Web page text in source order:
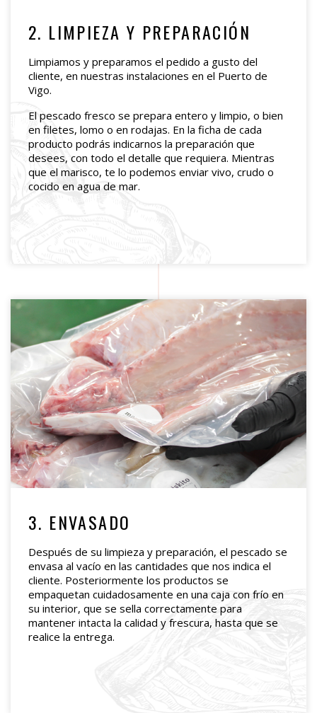
2. LIMPIEZA Y PREPARACIÓN
Limpiamos y preparamos el pedido a gusto del
cliente, en nuestras instalaciones en el Puerto de
Vigo.
El pescado fresco se prepara entero y limpio, o bien
en filetes, lomo o en rodajas. En la ficha de cada
producto podrás indicarnos la preparación que
desees, con todo el detalle que requiera. Mientras
que el marisco, te lo podemos enviar vivo, crudo o
cocido en agua de mar.
3. ENVASADO
Después de su limpieza y preparación, el pescado se
envasa al vacío en las cantidades que nos indica el
cliente. Posteriormente los productos se
empaquetan cuidadosamente en una caja con frío en
su interior, que se sella correctamente para
mantener intacta la calidad y frescura, hasta que se
realice la entrega.